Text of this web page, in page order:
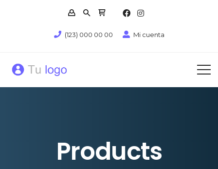
(123) 000 00 00 Mi cuenta
Products